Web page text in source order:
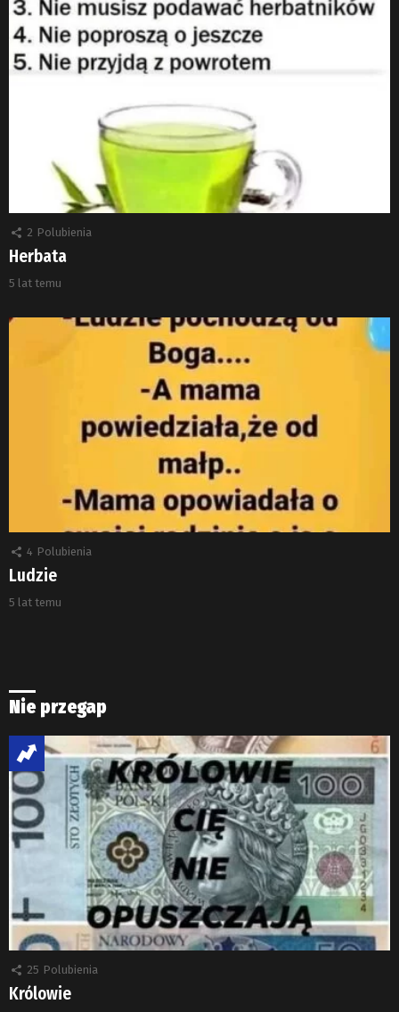
2 Polubienia
Herbata
5 lat temu
4 Polubienia
Ludzie
5 lat temu
Nie przegap
25 Polubienia
Królowie